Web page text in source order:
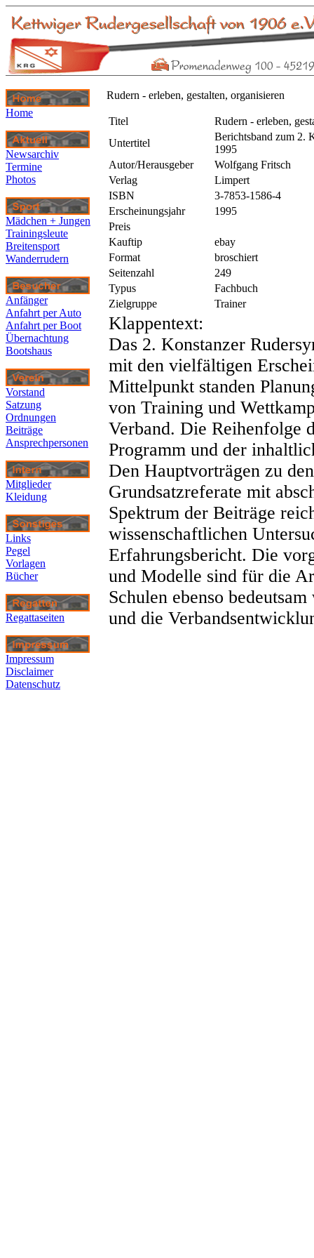
Home
Newsarchiv
Termine
Photos
Mädchen + Jungen
Trainingsleute
Breitensport
Wanderrudern
Anfänger
Anfahrt per Auto
Anfahrt per Boot
Übernachtung
Bootshaus
Vorstand
Satzung
Ordnungen
Beiträge
Ansprechpersonen
Mitglieder
Kleidung
Links
Pegel
Vorlagen
Bücher
Regattaseiten
Impressum
Disclaimer
Datenschutz
Rudern - erleben, gestalten, organisieren
Titel
Rudern - erleben,
Untertitel
Berichtsband zum 2.
1995
Autor/Herausgeber
Wolfgang Fritsch
Verlag
Limpert
ISBN
3-7853-1586-4
Erscheinungsjahr
1995
Preis
Kauftip
ebay
Format
broschiert
Seitenzahl
249
Typus
Fachbuch
Zielgruppe
Trainer
Klappentext:
Das 2. Konstanzer
mit den vielfältigen
Mittelpunkt standen
von Training und
Verband. Die Reihenfolge
Programm und der
Den Hauptvorträgen zu
Grundsatzreferate mit
Spektrum der Beiträge
wissenschaftlichen
Erfahrungsbericht. Die
und Modelle sind für die
Schulen ebenso
und die